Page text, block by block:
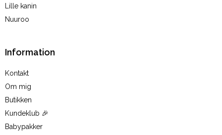
Lille kanin
Nuuroo
Information
Kontakt
Om mig
Butikken
Kundeklub 🎉
Babypakker